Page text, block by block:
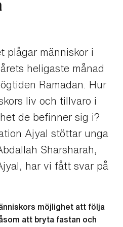
plågar människor i
heligaste månad
Ramadan. Hur
liv och tillvaro i
de befinner sig i?
Ajyal stöttar unga
Sharsharah,
har vi fått svar på
möjlighet att följa
att bryta fastan och